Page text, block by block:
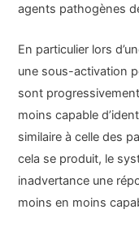
agents pathogènes
En particulier lors
une sous-activation
sont
moins capable
similaire à celle des
cela se produit, le
inadvertance une
moins en moins